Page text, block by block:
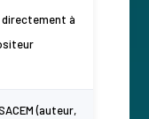
directement à
(auteur,